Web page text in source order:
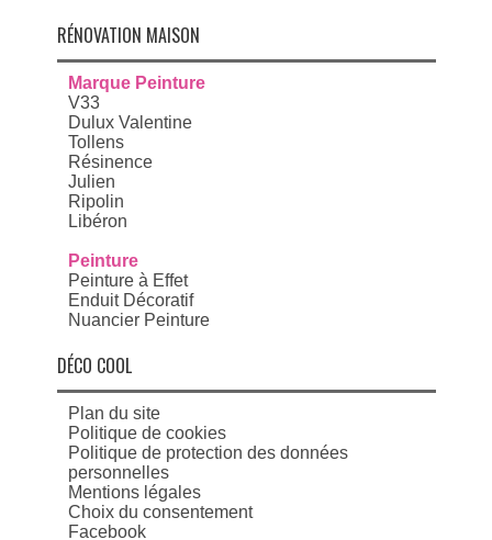
RÉNOVATION MAISON
Marque Peinture
V33
Dulux Valentine
Tollens
Résinence
Julien
Ripolin
Libéron
Peinture
Peinture à Effet
Enduit Décoratif
Nuancier Peinture
DÉCO COOL
Plan du site
Politique de cookies
Politique de protection des données
personnelles
Mentions légales
Choix du consentement
Facebook